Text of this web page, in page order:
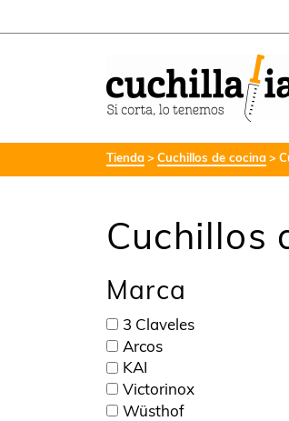
Tienda Cuchillos de cocina
Cuchillos
Marca
3 Claveles
Arcos
KAI
Victorinox
Wüsthof